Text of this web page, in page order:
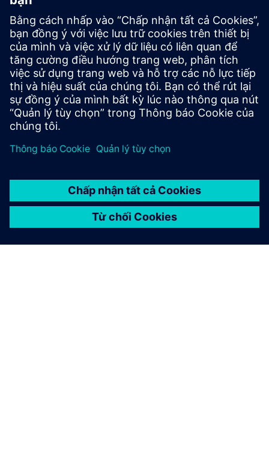
Các phiên bản trước đây và đã
ngừng sử dụng